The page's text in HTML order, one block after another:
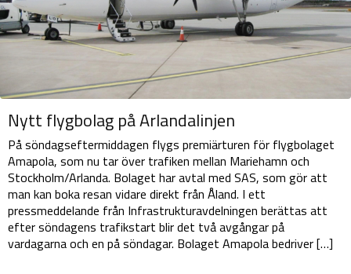
Nytt flygbolag på Arlandalinjen
På söndagseftermiddagen flygs premiärturen för flygbolaget
Amapola, som nu tar över trafiken mellan Mariehamn och
Stockholm/Arlanda. Bolaget har avtal med SAS, som gör att
man kan boka resan vidare direkt från Åland. I ett
pressmeddelande från Infrastrukturavdelningen berättas att
efter söndagens trafikstart blir det två avgångar på
vardagarna och en på söndagar. Bolaget Amapola bedriver […]